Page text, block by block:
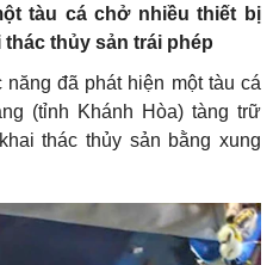
tàu cá chở nhiều thiết bị
thủy sản trái phép
đã phát hiện một tàu cá
(tỉnh Khánh Hòa) tàng trữ
thác thủy sản bằng xung